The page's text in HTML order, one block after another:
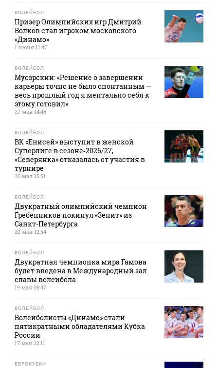
ВОЛЕЙБОЛ
Призер Олимпийских игр Дмитрий
Волков стал игроком московского
«Динамо»
1 июня 11:47
ВОЛЕЙБОЛ
Мусэрский: «Решение о завершении
карьеры точно не было спонтанным —
весь прошлый год я ментально себя к
этому готовил»
27 мая 14:46
ВОЛЕЙБОЛ
ВК «Енисей» выступит в женской
Суперлиге в сезоне‑2026/27,
«Северянка» отказалась от участия в
турнире
26 мая 15:51
ВОЛЕЙБОЛ
Двукратный олимпийский чемпион
Гребенников покинул «Зенит» из
Санкт‑Петербурга
22 мая 12:54
ВОЛЕЙБОЛ
Двукратная чемпионка мира Гамова
будет введена в Международный зал
славы волейбола
19 мая 09:47
ВОЛЕЙБОЛ
Волейболисты «Динамо» стали
пятикратными обладателями Кубка
России
17 мая 22:11
ЕВРОКУБКИ